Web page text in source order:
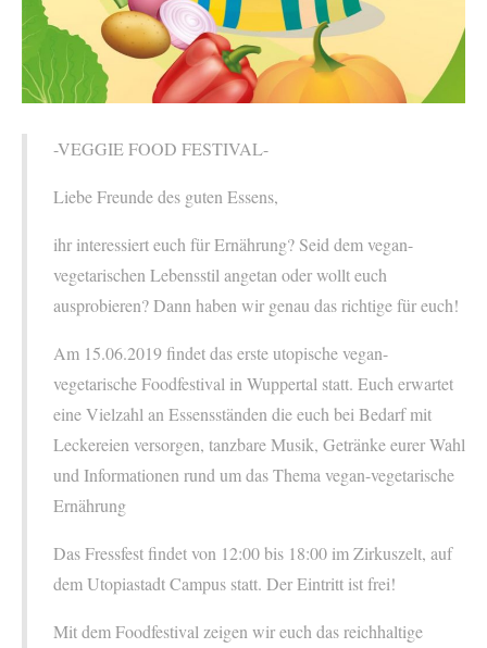
-VEGGIE FOOD FESTIVAL-
Liebe Freunde des guten Essens,
ihr interessiert euch für Ernährung? Seid dem vegan-
vegetarischen Lebensstil angetan oder wollt euch
ausprobieren? Dann haben wir genau das richtige für euch!
Am 15.06.2019 findet das erste utopische vegan-
vegetarische Foodfestival in Wuppertal statt. Euch erwartet
eine Vielzahl an Essensständen die euch bei Bedarf mit
Leckereien versorgen, tanzbare Musik, Getränke eurer Wahl
und Informationen rund um das Thema vegan-vegetarische
Ernährung
Das Fressfest findet von 12:00 bis 18:00 im Zirkuszelt, auf
dem Utopiastadt Campus statt. Der Eintritt ist frei!
Mit dem Foodfestival zeigen wir euch das reichhaltige